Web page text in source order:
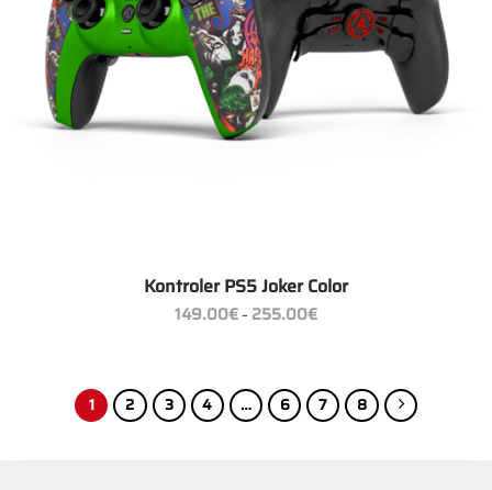
Kontroler PS5 Joker Color
149.00€– 255.00€Zakres
cen:
1 2 3 4 … 6 7 8